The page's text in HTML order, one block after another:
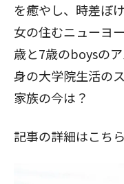
を癒やし、時差ぼ
女の住むニューヨ
歳と7歳のboysの
身の大学院生活の
家族の今は？
記事の詳細はこちら